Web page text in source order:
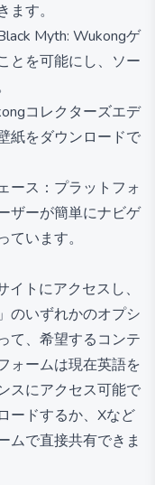
す。
Myth: Wukongゲ
とを可能にし、ソー
コレクターズエデ
紙をダウンロードで
ース：プラットフォ
ザーが簡単にナビゲ
います。
トにアクセスし、
のいずれかのオプシ
て、希望するコンテ
ォームは現在英語を
スにアクセス可能で
ードするか、Xなど
ムで直接共有できま